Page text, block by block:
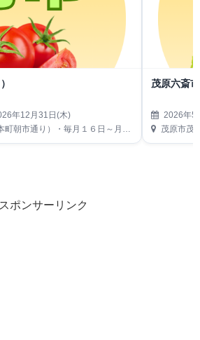
年12月31日(木)
）・毎月１６日～月末（仲本町朝市通り）
茂原六斎市
2026年5
茂原市茂
スポンサーリンク